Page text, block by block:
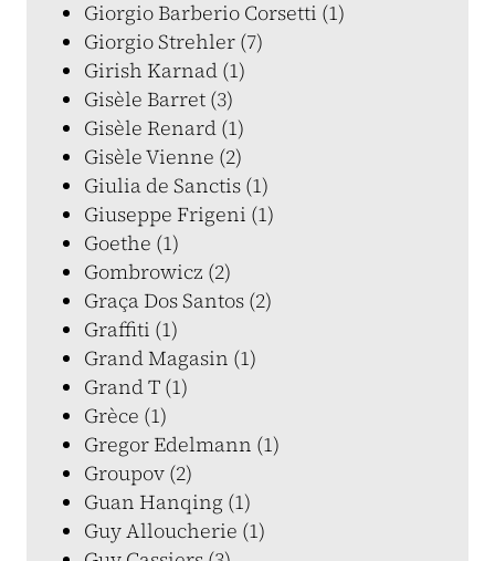
Giorgio Barberio Corsetti (1)
Giorgio Strehler (7)
Girish Karnad (1)
Gisèle Barret (3)
Gisèle Renard (1)
Gisèle Vienne (2)
Giulia de Sanctis (1)
Giuseppe Frigeni (1)
Goethe (1)
Gombrowicz (2)
Graça Dos Santos (2)
Graffiti (1)
Grand Magasin (1)
Grand T (1)
Grèce (1)
Gregor Edelmann (1)
Groupov (2)
Guan Hanqing (1)
Guy Alloucherie (1)